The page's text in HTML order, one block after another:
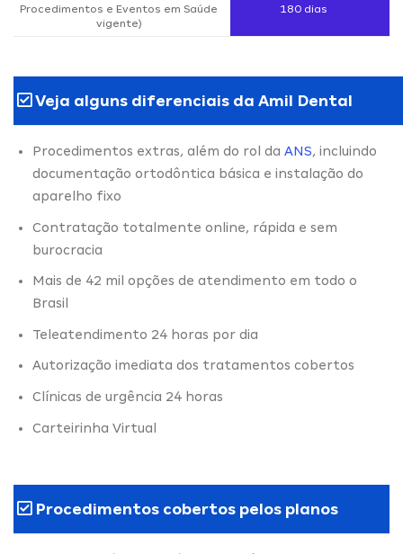
Procedimentos e Eventos em Saúde
vigente)
180 dias
Veja alguns diferenciais da Amil Dental
Procedimentos extras, além do rol da ANS, incluindo
documentação ortodôntica básica e instalação do
aparelho fixo
Contratação totalmente online, rápida e sem
burocracia
Mais de 42 mil opções de atendimento em todo o
Brasil
Teleatendimento 24 horas por dia
Autorização imediata dos tratamentos cobertos
Clínicas de urgência 24 horas
Carteirinha Virtual
Procedimentos cobertos pelos planos